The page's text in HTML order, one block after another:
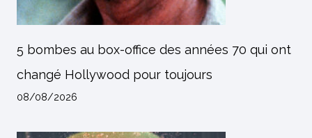
5 bombes au box-office des années 70 qui ont
changé Hollywood pour toujours
08/08/2026